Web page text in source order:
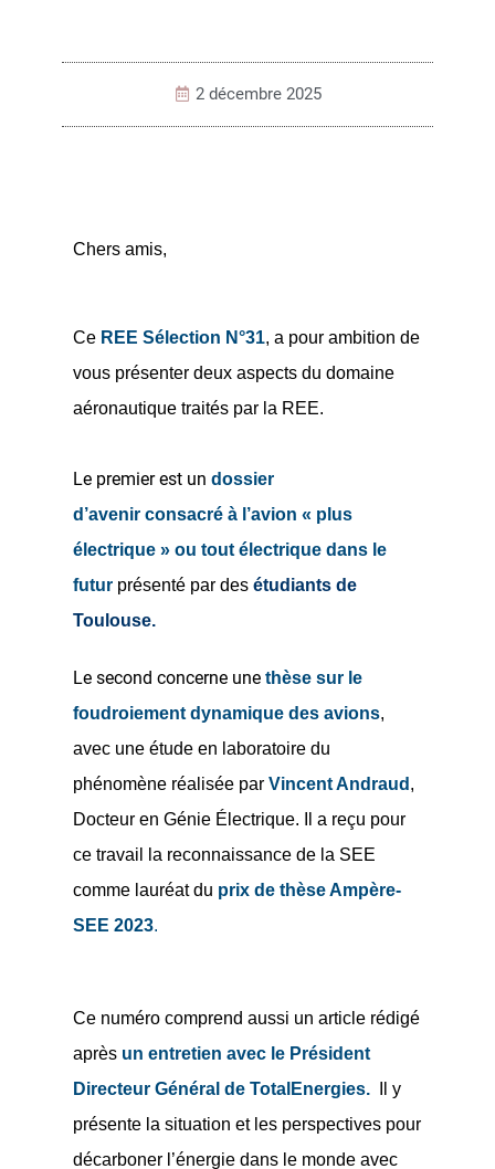
2 décembre 2025
Chers amis,
Ce REE Sélection N°31, a pour ambition de
vous présenter deux aspects du domaine
aéronautique traités par la REE.
Le premier est un dossier
d’avenir consacré à l’avion « plus
électrique » ou tout électrique dans le
futur présenté par des étudiants de
Toulouse.
Le second concerne une thèse sur le
foudroiement dynamique des avions,
avec une étude en laboratoire du
phénomène réalisée par Vincent Andraud ,
Docteur en Génie Électrique. Il a reçu pour
ce travail la reconnaissance de la SEE
comme lauréat du prix de thèse Ampère-
SEE 2023.
Ce numéro comprend aussi un article rédigé
après un entretien avec le Président
Directeur Général de TotalEnergies.
Il y
présente la situation et les perspectives pour
décarboner l’énergie dans le monde avec